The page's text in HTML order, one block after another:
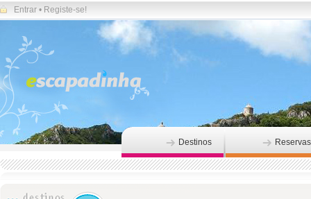
Entrar • Registe-se!
Destinos Reservas